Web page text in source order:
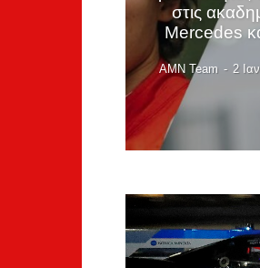
στις
Mercedes
AMN Team - 2